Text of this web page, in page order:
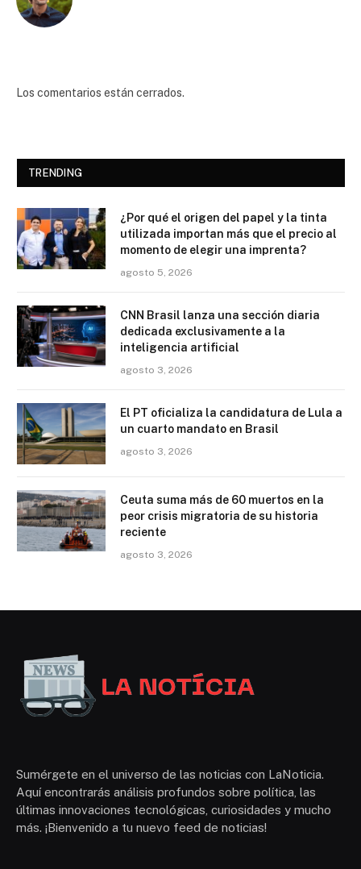
Los comentarios están cerrados.
TRENDING
¿Por qué el origen del papel y la tinta
utilizada importan más que el precio al
momento de elegir una imprenta?
agosto 5, 2026
CNN Brasil lanza una sección diaria
dedicada exclusivamente a la
inteligencia artificial
agosto 3, 2026
El PT oficializa la candidatura de Lula a
un cuarto mandato en Brasil
agosto 3, 2026
Ceuta suma más de 60 muertos en la
peor crisis migratoria de su historia
reciente
agosto 3, 2026
Sumérgete en el universo de las noticias con LaNoticia.
Aquí encontrarás análisis profundos sobre política, las
últimas innovaciones tecnológicas, curiosidades y mucho
más. ¡Bienvenido a tu nuevo feed de noticias!